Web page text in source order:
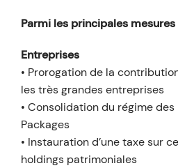
Parmi les principales
Entreprises
• Prorogation de la
les très grandes entreprises
• Consolidation du régime
Packages
• Instauration d’une taxe sur
holdings patrimoniales